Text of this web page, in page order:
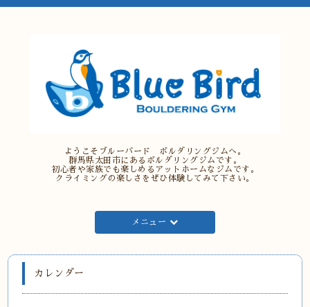
ようこそブルーバード ボルダリングジムへ。
群馬県太田市にあるボルダリングジムです。
初心者や家族でも楽しめるアットホームなジムです。
クライミングの楽しさをぜひ体験してみて下さい。
メニュー
カレンダー